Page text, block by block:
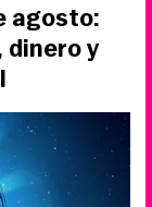
agosto:
dinero y